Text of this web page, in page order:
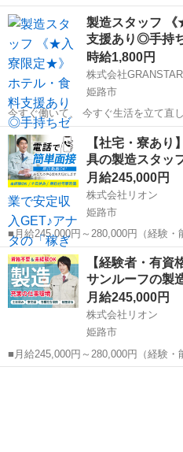
貼りです。初心者も丁寧に指導しま
りましょう！ (090-1134-8810)
兵庫 姫路市 姫路駅 大工
製造スタッフ
支援あり◎手持
時給1,800円
株式会社
姫路市
今すぐ働いて、 今すぐ生活を立て直したい方へ。 最短【当日面談 →
即日入寮 → 翌日勤務】も可能✨ あなたの「今すぐ」にしっかり応え
ます！ 経験や資格は一切不要🙆‍♂️ 未経験スタートの方がほとんどで
す。...
兵庫 姫路市 建築
【社宅・寮あり
具の製造スタッ
月給245,000円
株式会社リオン
姫路市
■月給245,000円～280,000円（経験
社員、職業紹介 ■入社日応相談、即
OK、友達と応募OK、職場見学OKま
験者・有...
兵庫 姫路市 加工
【経験者・有資
サンルーフの製
月給245,000円
株式会社リオン
姫路市
■月給245,000円～280,000円（経験・
社員、職業紹介 ■入社日応相談、即